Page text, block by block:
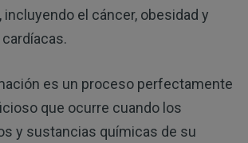
el cáncer, obesidad y
es un proceso perfectamente
que ocurre cuando los
y sustancias químicas de su